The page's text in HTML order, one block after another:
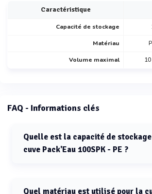
Caractéristique
Capacité de stockage
Matériau
Volume maximal
FAQ - Informations clés
Quelle est la capacité de
cuve Pack'Eau 100SPK - PE ?
Quel matériau est utilisé pour la